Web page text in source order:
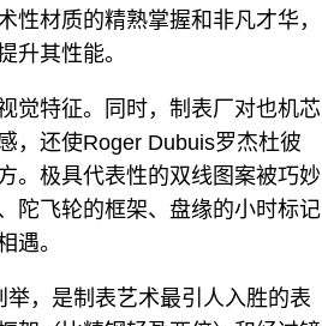
材质的精熟掌握和非凡才华，
升其性能。
觉特征。同时，制表厂对也机芯
，还使Roger Dubuis罗杰杜彼
。极具代表性的双线图案被巧妙
陀飞轮的框架、盘缘的小时标记
遇。
，是制表艺术最引人入胜的表